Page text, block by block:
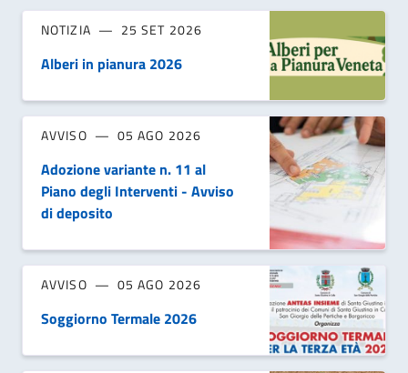
NOTIZIA 25 SET 2026
Alberi in pianura 2026
AVVISO 05 AGO 2026
Adozione variante n. 11 al
Piano degli Interventi - Avviso
di deposito
AVVISO 05 AGO 2026
Soggiorno Termale 2026